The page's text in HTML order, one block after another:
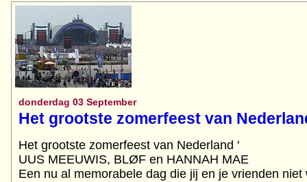
donderdag 03 September
Het grootste zomerfeest van
Het grootste zomerfeest van Nederland '
UUS MEEUWIS, BLØF en HANNAH MAE
Een nu al memorabele dag die jij en je vrienden niet